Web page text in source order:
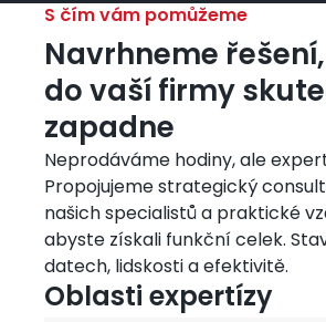
S čím vám pomůžeme
Navrhneme
do vaší firmy
zapadne
Neprodáváme hodiny, ale
Propojujeme strategický
našich specialistů a praktické
abyste získali funkční celek.
datech, lidskosti a efektivitě.
Oblasti expertízy